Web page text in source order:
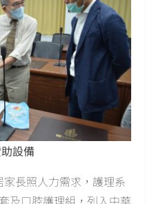
設備
長照人力需求，護理系